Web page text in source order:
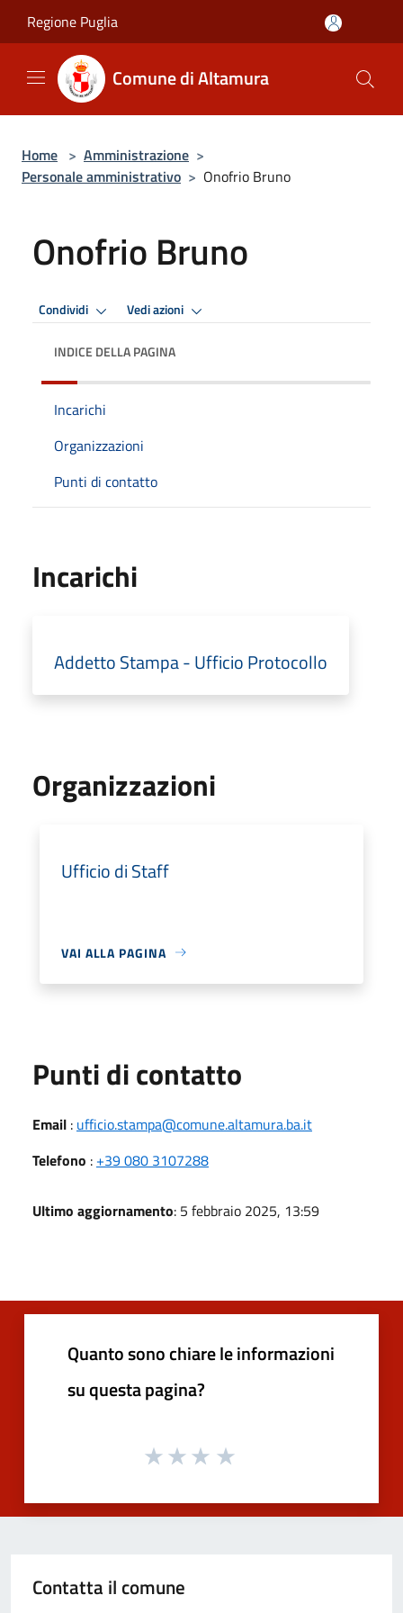
Regione Puglia
Comune di Altamura
Home > Amministrazione >
Personale amministrativo > Onofrio Bruno
Onofrio Bruno
Condividi Vedi azioni
INDICE DELLA PAGINA
Incarichi
Organizzazioni
Punti di contatto
Incarichi
Addetto Stampa - Ufficio Protocollo
Organizzazioni
Ufficio di Staff
VAI ALLA PAGINA
Punti di contatto
Email : ufficio.stampa@comune.altamura.ba.it
Telefono : +39 080 3107288
Ultimo aggiornamento: 5 febbraio 2025, 13:59
Quanto sono chiare le informazioni
su questa pagina?
Contatta il comune